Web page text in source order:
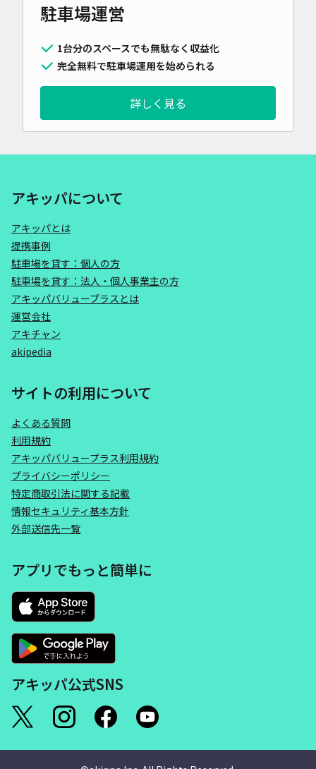
駐車場運営
1台分のスペースでも無駄なく収益化
完全無料で駐車場運用を始められる
詳しく見る
アキッパについて
アキッパとは
提携事例
駐車場を貸す：個人の方
駐車場を貸す：法人・個人事業主の方
アキッパバリュープラスとは
運営会社
アキチャン
akipedia
サイトの利用について
よくある質問
利用規約
アキッパバリュープラス利用規約
プライバシーポリシー
特定商取引法に関する記載
情報セキュリティ基本方針
外部送信先一覧
アプリでもっと簡単に
アキッパ公式SNS